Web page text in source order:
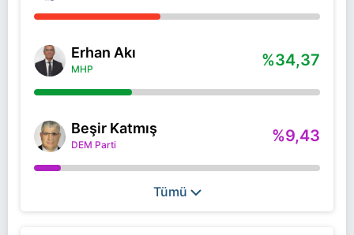
Erhan Akı
MHP %34,37
Beşir Katmış
DEM Parti %9,43
Tümü